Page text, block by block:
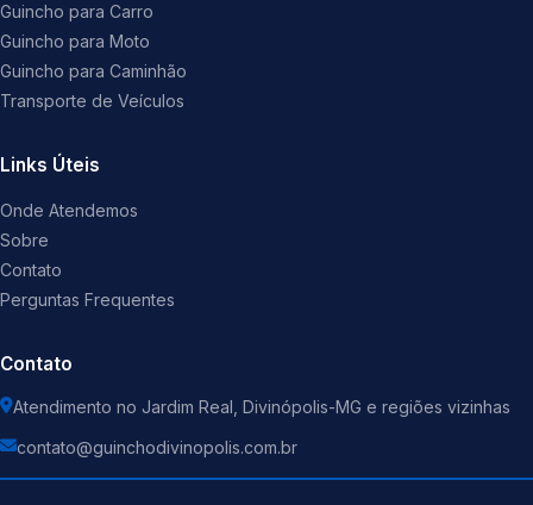
Guincho para Carro
Guincho para Moto
Guincho para Caminhão
Transporte de Veículos
Links Úteis
Onde Atendemos
Sobre
Contato
Perguntas Frequentes
Contato
Atendimento no Jardim Real, Divinópolis-MG e regiões vizinhas
contato@guinchodivinopolis.com.br